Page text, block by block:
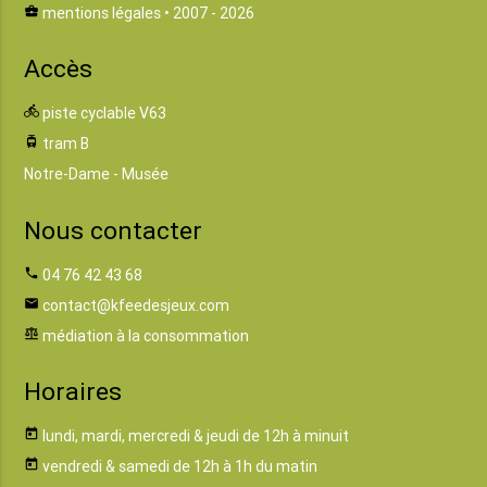
business_center mentions légales • 2007 - 2026
Accès
directions_bike piste cyclable V63
tram tram B
Notre-Dame - Musée
Nous contacter
phone 04 76 42 43 68
email contact@kfeedesjeux.com
balance médiation à la consommation
Horaires
today lundi, mardi, mercredi & jeudi de 12h à minuit
today vendredi & samedi de 12h à 1h du matin